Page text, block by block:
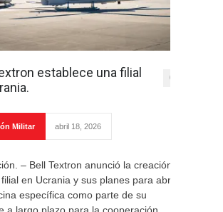
establece una filial
0
Militar abril 18, 2026
– Bell Textron anunció la creación
en Ucrania y sus planes para abrir
específica como parte de su